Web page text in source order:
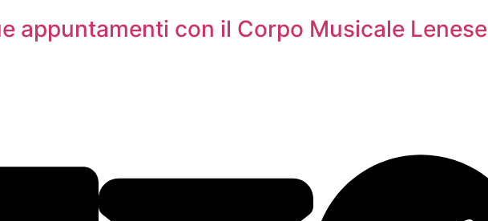
appuntamenti con il Corpo Musicale Lenese